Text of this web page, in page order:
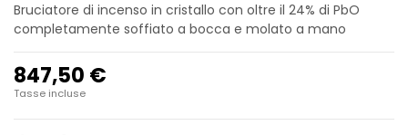
Bruciatore di incenso in cristallo con oltre il 24% di PbO
completamente soffiato a bocca e molato a mano
847,50 €
Tasse incluse